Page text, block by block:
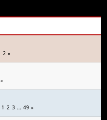
2
1 2 3 ... 49